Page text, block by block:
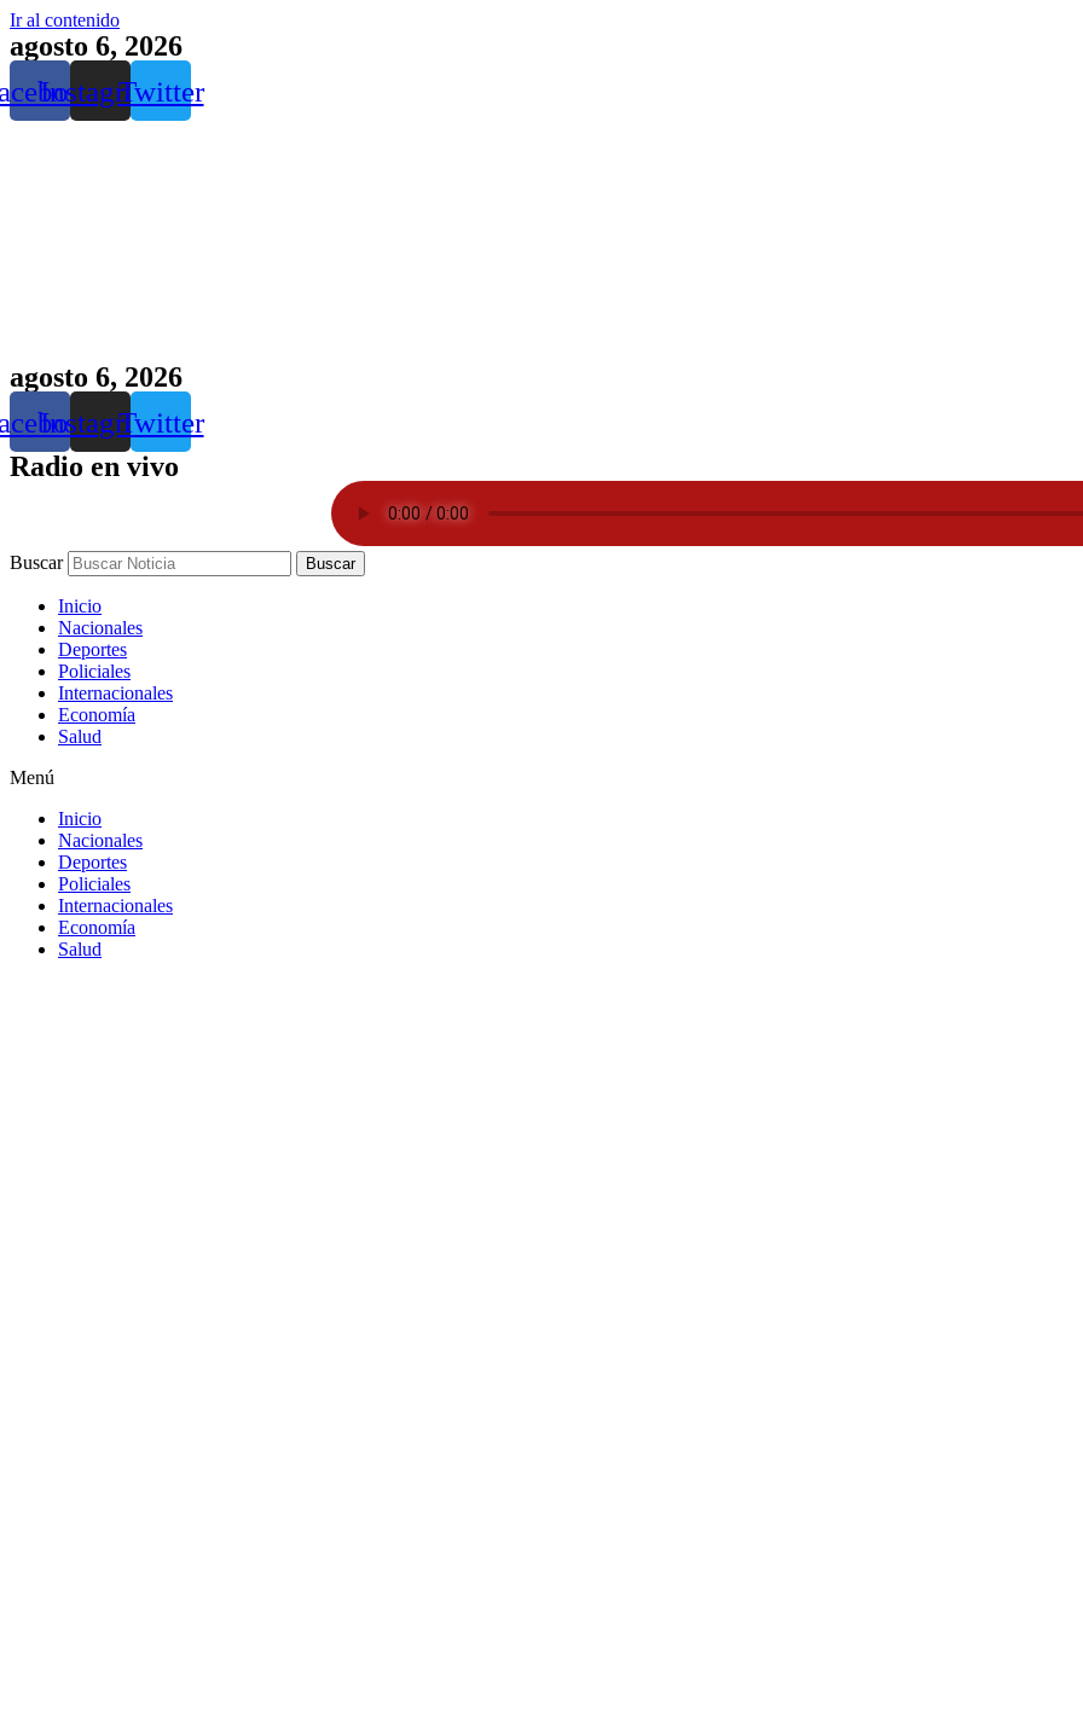
Ir al contenido
agosto 6, 2026
InstagramTwitter
agosto 6, 2026
InstagramTwitter
Radio en vivo
Buscar Buscar
Inicio
Nacionales
Deportes
Policiales
Internacionales
Economía
Salud
Menú
Inicio
Nacionales
Deportes
Policiales
Internacionales
Economía
Salud